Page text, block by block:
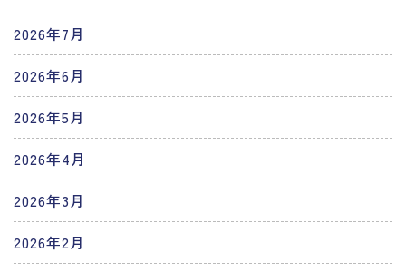
2026年7月
2026年6月
2026年5月
2026年4月
2026年3月
2026年2月